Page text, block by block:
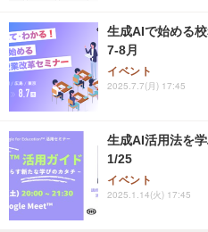
生成AIで始める
7-8月
イベント
2025.7.7(月) 17:45
生成AI活用法を
1/25
イベント
2025.1.14(火) 17:45